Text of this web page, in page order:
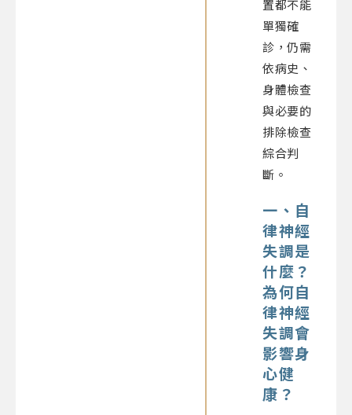
置都不能
單獨確
診，仍需
依病史、
身體檢查
與必要的
排除檢查
綜合判
斷。
一、 自
律神經
失調是
什麼 ？
為何自
律神經
失調會
影響身
心健
康？